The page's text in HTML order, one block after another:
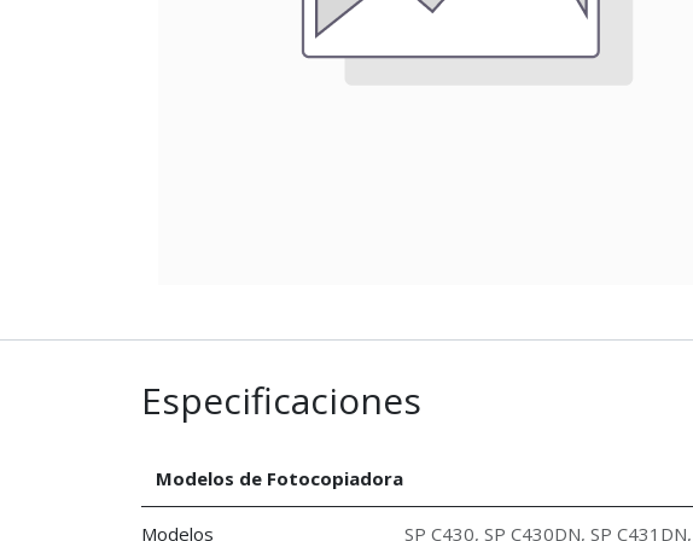
Especificaciones
Modelos de Fotocopiadora
Modelos SP C430, SP C430DN, SP C431DN,